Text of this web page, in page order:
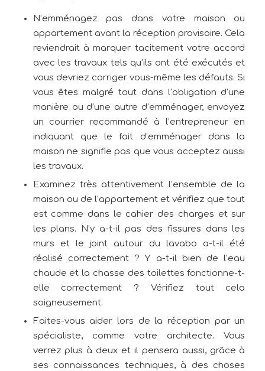
N’emménagez pas dans votre maison ou
appartement avant la réception provisoire. Cela
reviendrait à marquer tacitement votre accord
avec les travaux tels qu’ils ont été exécutés et
vous devriez corriger vous-même les défauts. Si
vous êtes malgré tout dans l’obligation d’une
manière ou d’une autre d’emménager, envoyez
un courrier recommandé à l’entrepreneur en
indiquant que le fait d’emménager dans la
maison ne signifie pas que vous acceptez aussi
les travaux.
Examinez très attentivement l’ensemble de la
maison ou de l’appartement et vérifiez que tout
est comme dans le cahier des charges et sur
les plans. N’y a-t-il pas des fissures dans les
murs et le joint autour du lavabo a-t-il été
réalisé correctement ? Y a-t-il bien de l’eau
chaude et la chasse des toilettes fonctionne-t-
elle correctement ? Vérifiez tout cela
soigneusement.
Faites-vous aider lors de la réception par un
spécialiste, comme votre architecte. Vous
verrez plus à deux et il pensera aussi, grâce à
ses connaissances techniques, à des choses